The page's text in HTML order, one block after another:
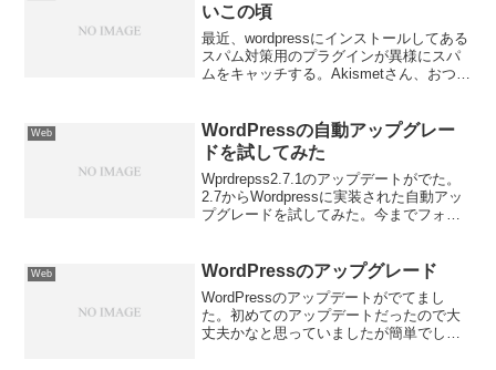
いこの頃
最近、wordpressにインストールしてある
スパム対策用のプラグインが異様にスパ
ムをキャッチする。Akismetさん、おつか
インを探してみた。Bad Behavior...
Web
WordPressの自動アップグレー
ドを試してみた
Wprdrepss2.7.1のアップデートがでた。
2.7からWordpressに実装された自動アッ
プグレードを試してみた。今までフォル
がなかった。いいかげん面倒だし、こ...
Web WordPressのアップグレード
WordPressのアップデートがでてまし
た。初めてのアップデートだったので大
丈夫かなと思っていましたが簡単でし